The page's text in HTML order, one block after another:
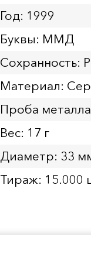
Год: 1999
Буквы: ММД
Сохранность:
Материал:
Проба
Вес: 17 г
Диаметр: 33
Тираж: 15.000